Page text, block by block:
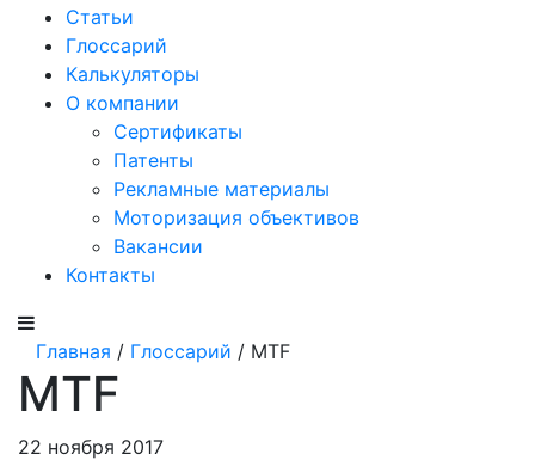
Статьи
Глоссарий
Калькуляторы
О компании
Сертификаты
Патенты
Рекламные материалы
Моторизация объективов
Вакансии
Контакты
Главная / Глоссарий / MTF
MTF
22 ноября 2017